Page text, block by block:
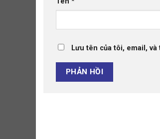
Lưu tên của tôi, email,